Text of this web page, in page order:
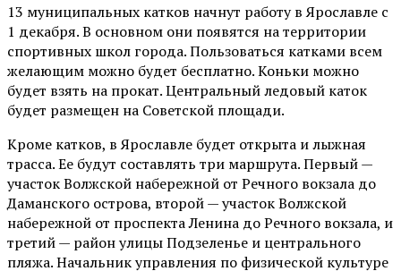
13 муниципальных катков начнут работу в Ярославле с
1 декабря. В основном они появятся на территории
спортивных школ города. Пользоваться катками всем
желающим можно будет бесплатно. Коньки можно
будет взять на прокат. Центральный ледовый каток
будет размещен на Советской площади.
Кроме катков, в Ярославле будет открыта и лыжная
трасса. Ее будут составлять три маршрута. Первый —
участок Волжской набережной от Речного вокзала до
Даманского острова, второй — участок Волжской
набережной от проспекта Ленина до Речного вокзала, и
третий — район улицы Подзеленье и центрального
пляжа. Начальник управления по физической культуре